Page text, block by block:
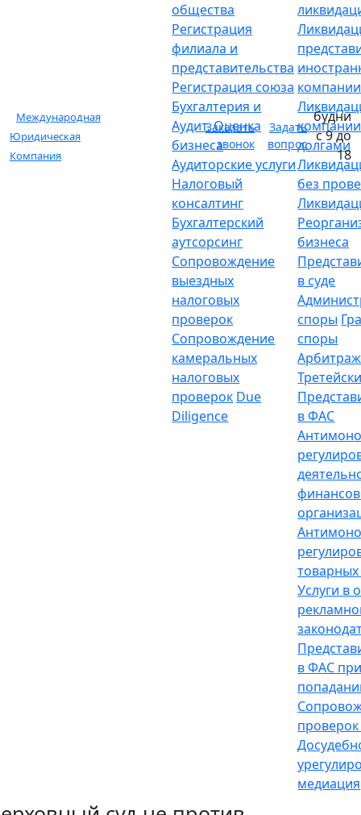
Международная
Юридическая
Компания
общества
Регистрация
филиала и
представительства
Регистрация союза
Бухгалтерия и
Аудит. Оценка
бизнеса
Аудиторские услуги
Налоговый
консалтинг
Бухгалтерский
аутсорсинг
Сопровождение
выездных
налоговых
проверок
Сопровождение
камеральных
налоговых
проверок Due
Diligence
компании
долгами
без
бизнеса
в суде
споры
споры
в ФАС
Услуги в
в ФАС
медиация
Заказать
звонок
Задать
вопрос
будни
с 9 до
18